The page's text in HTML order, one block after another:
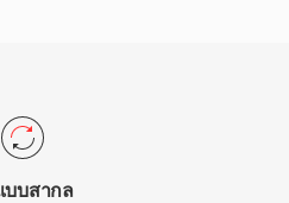
พ ผนวกกับความสามารถ
ลงสัญญาณสมัยใหม่ที่มัน
ดีโอคุณภาพสูงที่ขนาดไฟล์
บบสากล